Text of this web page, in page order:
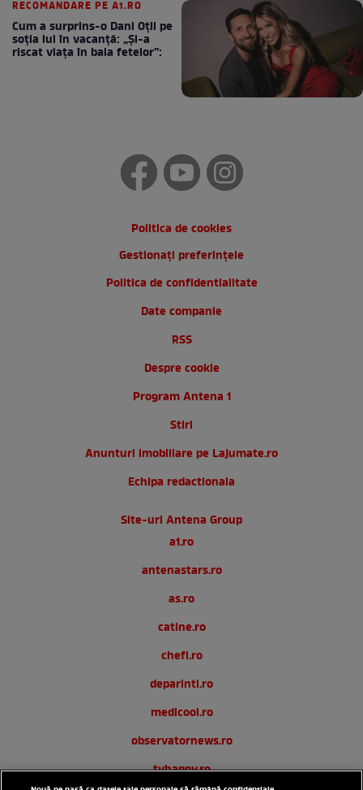
RECOMANDARE PE A1.RO
Cum a surprins-o Dani Oțil pe
soția lui în vacanță: „Și-a
riscat viața în baia fetelor”:
Politica de cookies
Gestionați preferințele
Politica de confidentialitate
Date companie
RSS
Despre cookie
Program Antena 1
Stiri
Anunturi imobiliare pe Lajumate.ro
Echipa redactionala
Site-uri Antena Group
a1.ro
antenastars.ro
as.ro
catine.ro
chefi.ro
deparinti.ro
medicool.ro
observatornews.ro
tvhappy.ro